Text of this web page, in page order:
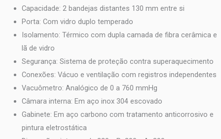
Capacidade: 2 bandejas distantes 130 mm entre si
Porta: Com vidro duplo temperado
Isolamento: Térmico com dupla camada de fibra cerâmica e
lã de vidro
Segurança: Sistema de proteção contra superaquecimento
Conexões: Vácuo e ventilação com registros independentes
Vacuômetro: Analógico de 0 a 760 mmHg
Câmara interna: Em aço inox 304 escovado
Gabinete: Em aço carbono com tratamento anticorrosivo e
pintura eletrostática